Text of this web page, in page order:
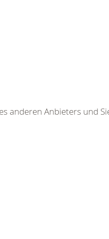
anderen Anbieters und